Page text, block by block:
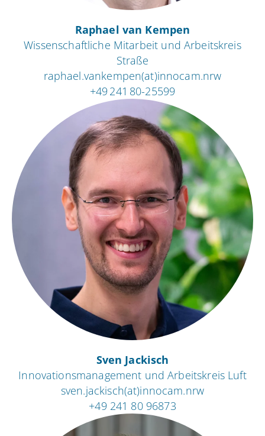
Raphael van Kempen
Wissenschaftliche Mitarbeit und Arbeitskreis
Straße
raphael.vankempen(at)innocam.nrw
+49 241 80-25599
Sven Jackisch
Innovationsmanagement und Arbeitskreis Luft
sven.jackisch(at)innocam.nrw
+49 241 80 96873